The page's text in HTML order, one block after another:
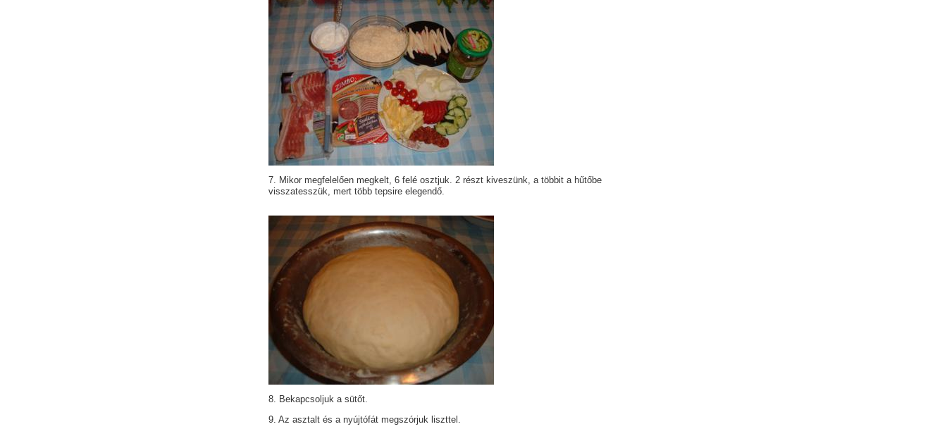
7. Mikor megfelelően megkelt, 6 felé osztjuk. 2 részt kiveszünk, a többit a hűtőbe
visszatesszük, mert több tepsire elegendő.
8. Bekapcsoljuk a sütőt.
9. Az asztalt és a nyújtófát megszórjuk liszttel.